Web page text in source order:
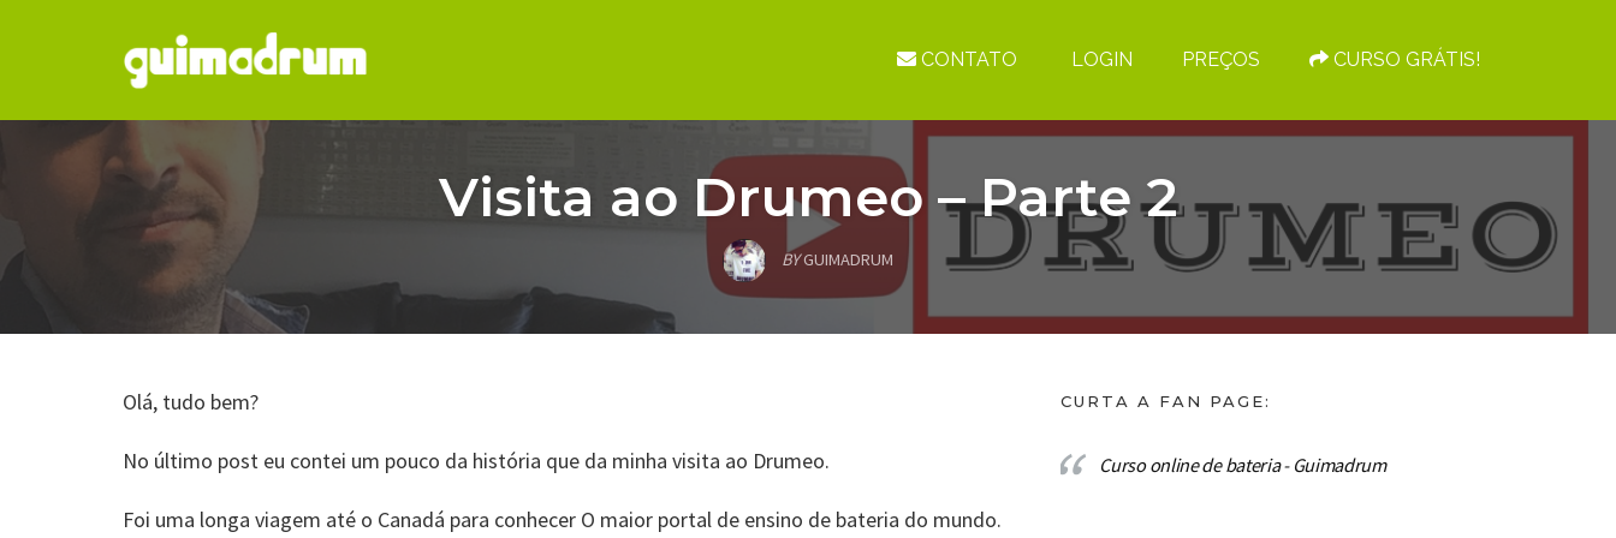
CONTATO LOGIN PREÇOS CURSO GRÁTIS!
Visita ao Drumeo – Parte 2
BYGUIMADRUM
Olá, tudo bem?
No último post eu contei um pouco da história que da minha visita ao Drumeo.
Foi uma longa viagem até o Canadá para conhecer O maior portal de ensino de bateria do mundo.
CURTA A FAN PAGE:
Curso online de bateria - Guimadrum